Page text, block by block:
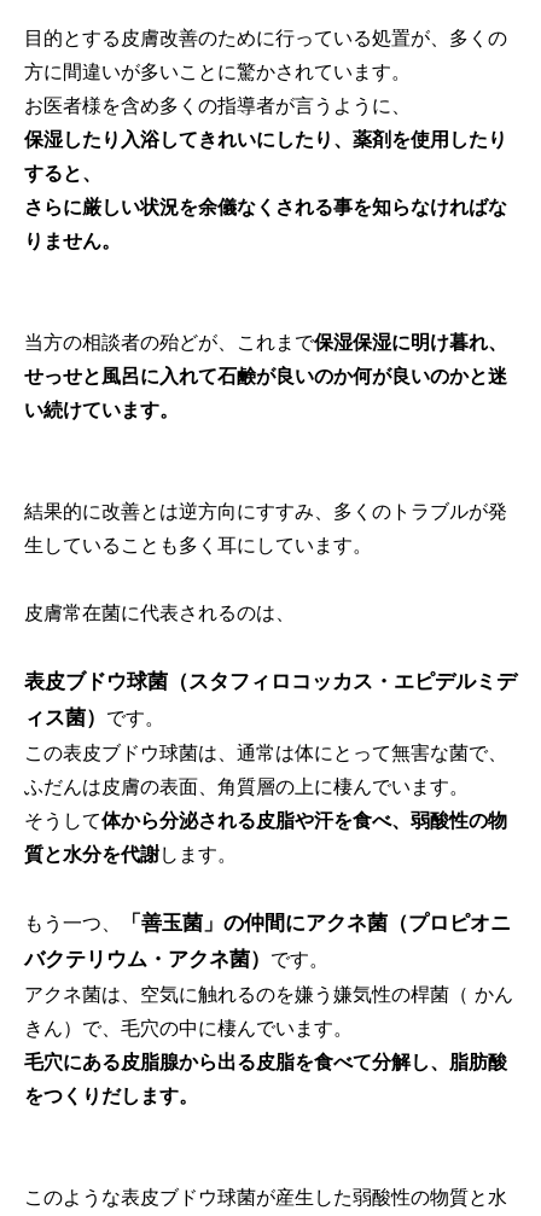
目的とする皮膚改善のために行っている処置が、多くの
方に間違いが多いことに驚かされています。
お医者様を含め多くの指導者が言うように、
保湿したり入浴してきれいにしたり、薬剤を使用したり
すると、
さらに厳しい状況を余儀なくされる事を知らなければな
りません。
当方の相談者の殆どが、これまで保湿保湿に明け暮れ、
せっせと風呂に入れて石鹸が良いのか何が良いのかと迷
い続けています。
結果的に改善とは逆方向にすすみ、多くのトラブルが発
生していることも多く耳にしています。
皮膚常在菌に代表されるのは、
表皮ブドウ球菌（スタフィロコッカス・エピデルミデ
ィス菌） です。
この表皮ブドウ球菌は、通常は体にとって無害な菌で、
ふだんは皮膚の表面、角質層の上に棲んでいます。
そうして体から分泌される皮脂や汗を食べ、弱酸性の物
質と水分を代謝します。
もう一つ、
「善玉菌」の仲間にアクネ菌（プロピオニ
バクテリウム・アクネ菌） です。
アクネ菌は、空気に触れるのを嫌う嫌気性の桿菌（ かん
きん）で、毛穴の中に棲んでいます。
毛穴にある皮脂腺から出る皮脂を食べて分解し、脂肪酸
をつくりだします。
このような表皮ブドウ球菌が産生した弱酸性の物質と水